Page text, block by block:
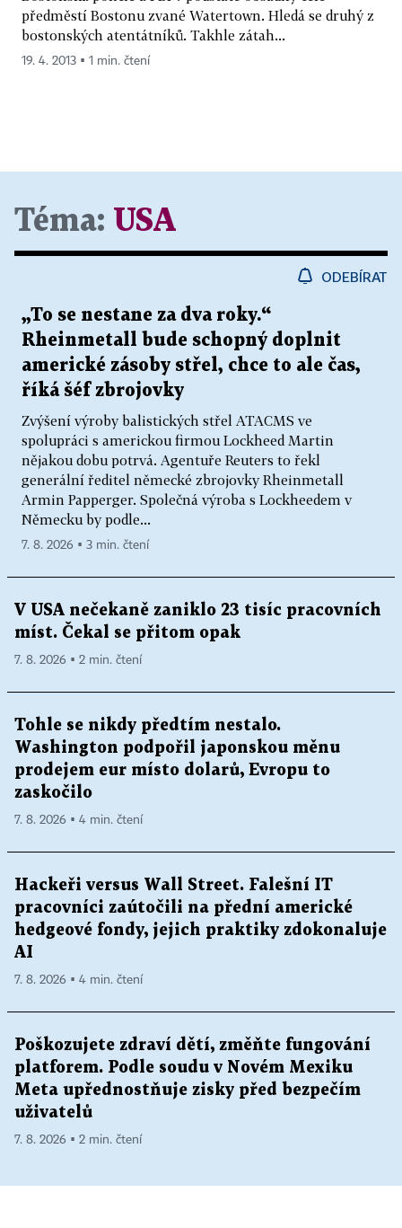
předměstí Bostonu zvané Watertown. Hledá se druhý z
bostonských atentátníků. Takhle zátah...
19. 4. 2013 ▪ 1 min. čtení
Téma: USA
ODEBÍRAT
„To se nestane za dva roky.“
Rheinmetall bude schopný doplnit
americké zásoby střel, chce to ale čas,
říká šéf zbrojovky
Zvýšení výroby balistických střel ATACMS ve
spolupráci s americkou firmou Lockheed Martin
nějakou dobu potrvá. Agentuře Reuters to řekl
generální ředitel německé zbrojovky Rheinmetall
Armin Papperger. Společná výroba s Lockheedem v
Německu by podle...
7. 8. 2026 ▪ 3 min. čtení
V USA nečekaně zaniklo 23 tisíc pracovních
míst. Čekal se přitom opak
7. 8. 2026 ▪ 2 min. čtení
Tohle se nikdy předtím nestalo.
Washington podpořil japonskou měnu
prodejem eur místo dolarů, Evropu to
zaskočilo
7. 8. 2026 ▪ 4 min. čtení
Hackeři versus Wall Street. Falešní IT
pracovníci zaútočili na přední americké
hedgeové fondy, jejich praktiky zdokonaluje
AI
7. 8. 2026 ▪ 4 min. čtení
Poškozujete zdraví dětí, změňte fungování
platforem. Podle soudu v Novém Mexiku
Meta upřednostňuje zisky před bezpečím
uživatelů
7. 8. 2026 ▪ 2 min. čtení